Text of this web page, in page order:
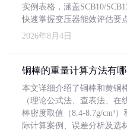
实例表格，涵盖SCB10/
快速掌握变压器能效评估要
2026年8月4日
铜棒的重量计算方法有
本文详细介绍了铜棒和黄铜
（理论公式法、查表法、
棒密度取值（8.4-8.7g/cm³
际计算案例、误差分析及选